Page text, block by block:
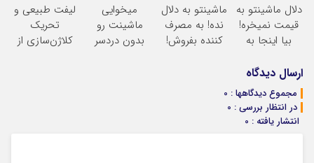
دیجیتال
شماست
دلال ماشینتو به
قیمت نمیخره!
بیا اینجا به
بفروش*فقط
خریدار واقعی*
ماشینتو به دلال
نده! به مصرف
کننده بفروش!
میخوایی
ماشینت رو
بدون دردسر
لیفت طبیعی و
تحریک
کلاژن‌سازی از
ارسال دیدگاه
مجموع دیدگاهها : 0
در انتظار بررسی : 0
انتشار یافته : 0